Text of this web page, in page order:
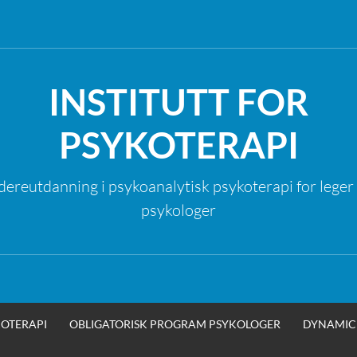
INSTITUTT FOR
PSYKOTERAPI
i psykoanalytisk psykoterapi for leger
psykologer
OBLIGATORISK PROGRAM PSYKOLOGER DYNAMIC